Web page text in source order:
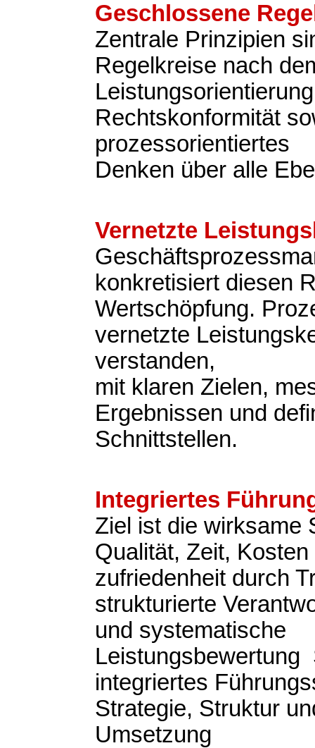
Geschlossene
Zentrale Prinzipien
Regelkreise nach
Rechtskonformität
prozessorientiertes
Denken über alle
Vernetzte
konkretisiert diesen
Wertschöpfung.
vernetzte
verstanden,
mit klaren Zielen,
Ergebnissen und
Schnittstellen.
Integriertes
Ziel ist die wirksame
Qualität, Zeit,
zufriedenheit durch
strukturierte
und systematische
Leistungsbewertung
integriertes
Strategie, Struktur
Umsetzung